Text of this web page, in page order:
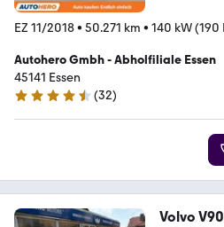
EZ 11/2018• 50.271 km • 140 kW (190
Autohero Gmbh - Abholfiliale Essen
45141 Essen
4.7 Sterne
(32)
Volvo